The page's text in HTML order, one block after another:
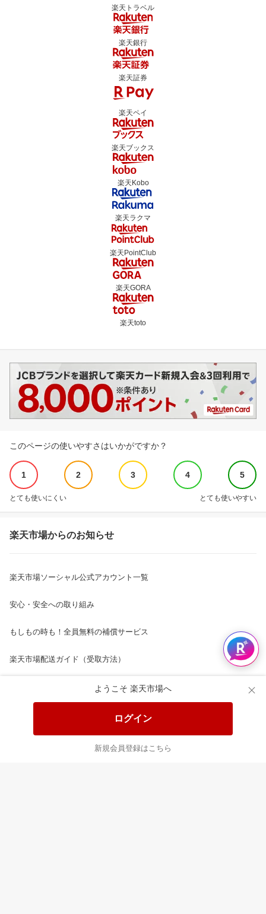
ようこそ 楽天市場へ
ログイン
新規会員登録はこちら
楽天トラベル
楽天銀行
楽天証券
楽天ペイ
楽天ブックス
楽天Kobo
楽天ラクマ
楽天PointClub
楽天GORA
楽天toto
このページの使いやすさはいかがですか？
1 2 3 4 5
とても使いにくい とても使いやすい
楽天市場からのお知らせ
楽天市場ソーシャル公式アカウント一覧
安心・安全への取り組み
もしもの時も！全員無料の補償サービス
楽天市場配送ガイド（受取方法）
楽天にお店を開きませんか？
楽天ショッピングサービスご利用規約